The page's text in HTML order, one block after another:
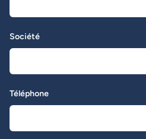
Société
Téléphone